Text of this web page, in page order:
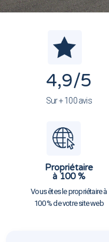
4,9/5
Sur + 100 avis
Propriétaire
à 100 %
Vous êtes le propriétaire à
100 % de votre site web